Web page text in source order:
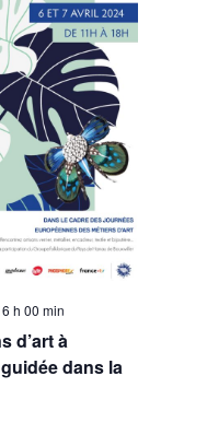
d’art à
dans la
h 00 min